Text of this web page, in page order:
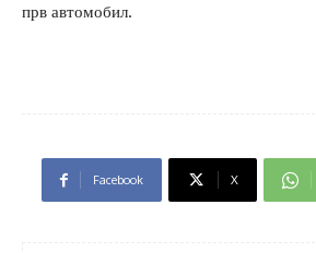
прв автомобил.
Facebook X